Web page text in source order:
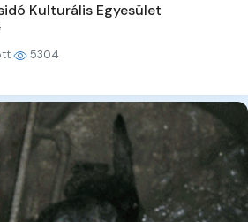
Kulturális Egyesület
5304